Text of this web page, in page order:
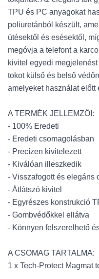
TPU és PC anyagokat
poliuretánból készült,
ütésektől és esésektől,
megóvja a telefont a
kivitel egyedi
tokot külső és belső
amelyeket használat előtt
A TERMÉK JELLEMZŐI:
- 100% Eredeti
- Eredeti csomagolásban
- Precízen kivitelezett
- Kiválóan illeszkedik
- Visszafogott és elegáns
- Átlátszó kivitel
- Egyrészes konstrukció
- Gombvédőkkel ellátva
- Könnyen felszerelhető
A CSOMAG TARTALMA:
1 x Tech-Protect Magmat